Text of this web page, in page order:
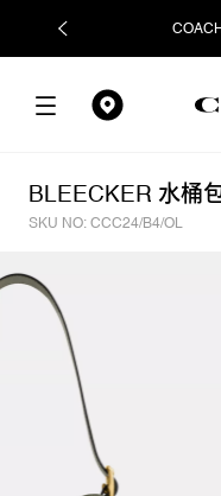
COACH
BLEECKER 水桶
SKU NO: CCC24/B4/OL